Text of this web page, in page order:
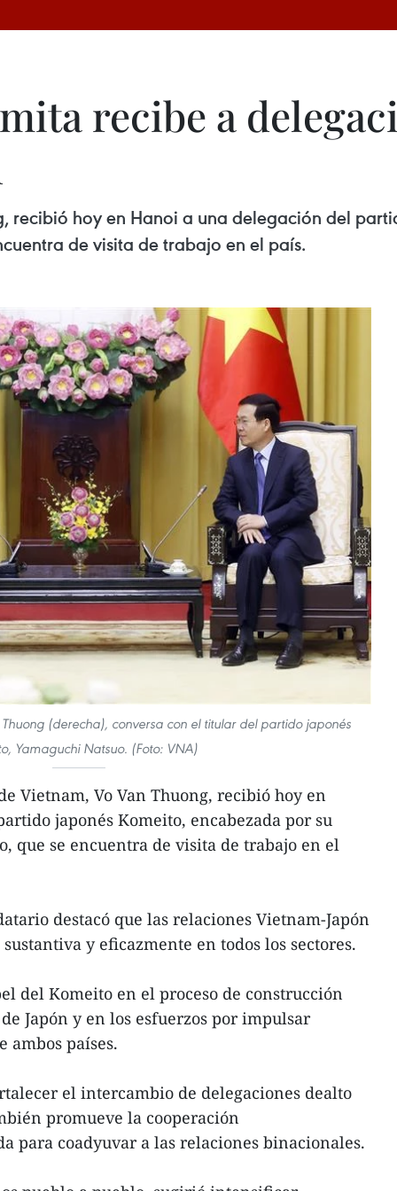
recibe a
recibió hoy en Hanoi a una delegación del
de visita de trabajo en el país.
(derecha), conversa con el titular del partido japonés
Yamaguchi Natsuo. (Foto: VNA)
Vietnam, Vo Van Thuong, recibió hoy en
japonés Komeito, encabezada por su
que se encuentra de visita de trabajo en el
destacó que las relaciones Vietnam-Japón
y eficazmente en todos los sectores.
del Komeito en el proceso de construcción
Japón y en los esfuerzos por impulsar
ambos países.
el intercambio de delegaciones dealto
promueve la cooperación
para coadyuvar a las relaciones binacionales.